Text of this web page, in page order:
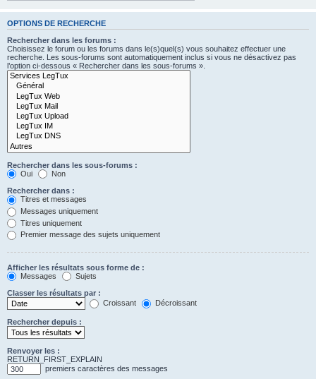
OPTIONS DE RECHERCHE
Rechercher dans les forums :
Choisissez le forum ou les forums dans le(s)quel(s) vous souhaitez effectuer une
recherche. Les sous-forums sont automatiquement inclus si vous ne désactivez pas
l’option ci-dessous « Rechercher dans les sous-forums ».
Rechercher dans les sous-forums :
Oui
Non
Rechercher dans :
Titres et messages
Messages uniquement
Titres uniquement
Premier message des sujets uniquement
Afficher les résultats sous forme de :
Messages
Sujets
Classer les résultats par :
Croissant
Décroissant
Rechercher depuis :
Renvoyer les :
RETURN_FIRST_EXPLAIN
premiers caractères des messages